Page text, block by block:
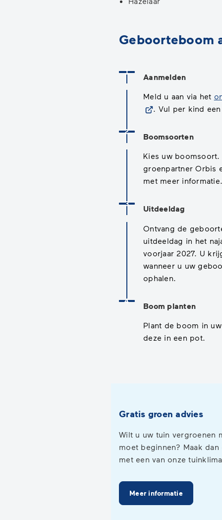
Geboorteboom
Aanmelden
Status: Actief
Opvolgingsnummer:
1
Meld u aan via het
. Vul per kind
Boomsoorten
Status: Actief
Opvolgingsnummer:
2
Kies uw
groenpartner Orbis
met meer informatie.
Uitdeeldag
Status: Actief
Opvolgingsnummer:
3
Ontvang de
uitdeeldag in het
voorjaar 2027. U
wanneer u uw
ophalen.
Boom planten
Status: Actief
Opvolgingsnummer:
4
Plant de boom in
deze in een pot.
Gratis groen advies
Wilt u uw tuin vergroenen
moet beginnen? Maak
met een van onze
Meer informatie